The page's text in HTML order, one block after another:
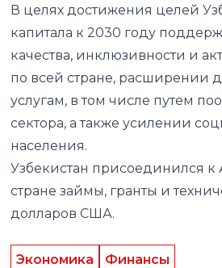
В целях достижения целей
капитала к 2030 году
качества, инклюзивности и
по всей стране, расширении
услугам, в том числе путем
сектора, а также усилении
населения.
Узбекистан присоединился к
стране займы, гранты и
долларов США.
Экономика Финансы